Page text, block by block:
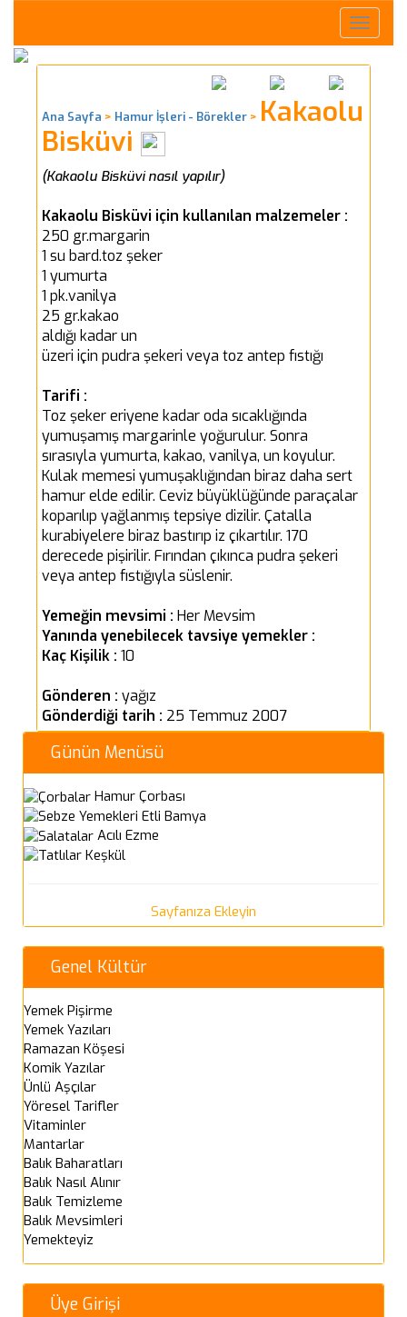
Toggle
Ana Sayfa > Hamur İşleri - Börekler > Kakaolu
Bisküvi
(Kakaolu Bisküvi nasıl yapılır)
Kakaolu Bisküvi için kullanılan malzemeler :
250 gr.margarin
1 su bard.toz şeker
1 yumurta
1 pk.vanilya
25 gr.kakao
aldığı kadar un
üzeri için pudra şekeri veya toz antep fıstığı
Tarifi :
Toz şeker eriyene kadar oda sıcaklığında
yumuşamış margarinle yoğurulur. Sonra
sırasıyla yumurta, kakao, vanilya, un koyulur.
Kulak memesi yumuşaklığından biraz daha sert
hamur elde edilir. Ceviz büyüklüğünde paraçalar
koparılıp yağlanmış tepsiye dizilir. Çatalla
kurabiyelere biraz bastırıp iz çıkartılır. 170
derecede pişirilir. Fırından çıkınca pudra şekeri
veya antep fıstığıyla süslenir.
Yemeğin mevsimi : Her Mevsim
Yanında yenebilecek tavsiye yemekler :
Kaç Kişilik : 10
Gönderen : yağız
Gönderdiği tarih : 25 Temmuz 2007
Günün Menüsü
Hamur Çorbası
Etli Bamya
Acılı Ezme
Keşkül
Sayfanıza Ekleyin
Genel Kültür
Yemek Pişirme
Yemek Yazıları
Ramazan Köşesi
Komik Yazılar
Ünlü Aşçılar
Yöresel Tarifler
Vitaminler
Mantarlar
Balık Baharatları
Balık Nasıl Alınır
Balık Temizleme
Balık Mevsimleri
Yemekteyiz
Üye Girişi